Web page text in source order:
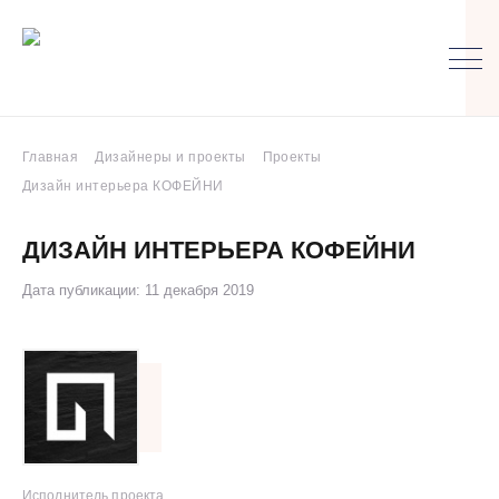
Главная Дизайнеры и проекты
Проекты
Дизайн интерьера КОФЕЙНИ
ДИЗАЙН ИНТЕРЬЕРА КОФЕЙНИ
Дата публикации: 11 декабря 2019
Исполнитель проекта